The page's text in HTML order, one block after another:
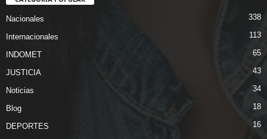
Nacionales 338
Internacionales 113
INDOMET 65
JUSTICIA 43
Noticias 34
Blog 18
DEPORTES 16